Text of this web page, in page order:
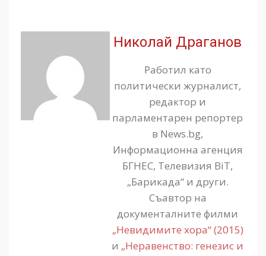
Николай Драганов
Работил като
политически журналист,
редактор и
парламентарен репортер
в News.bg,
Информационна агенция
БГНЕС, Телевизия BiT,
„Барикада“ и други.
Съавтор на
документалните филми
„Невидимите хора“ (2015)
и „Неравенство: генезис и